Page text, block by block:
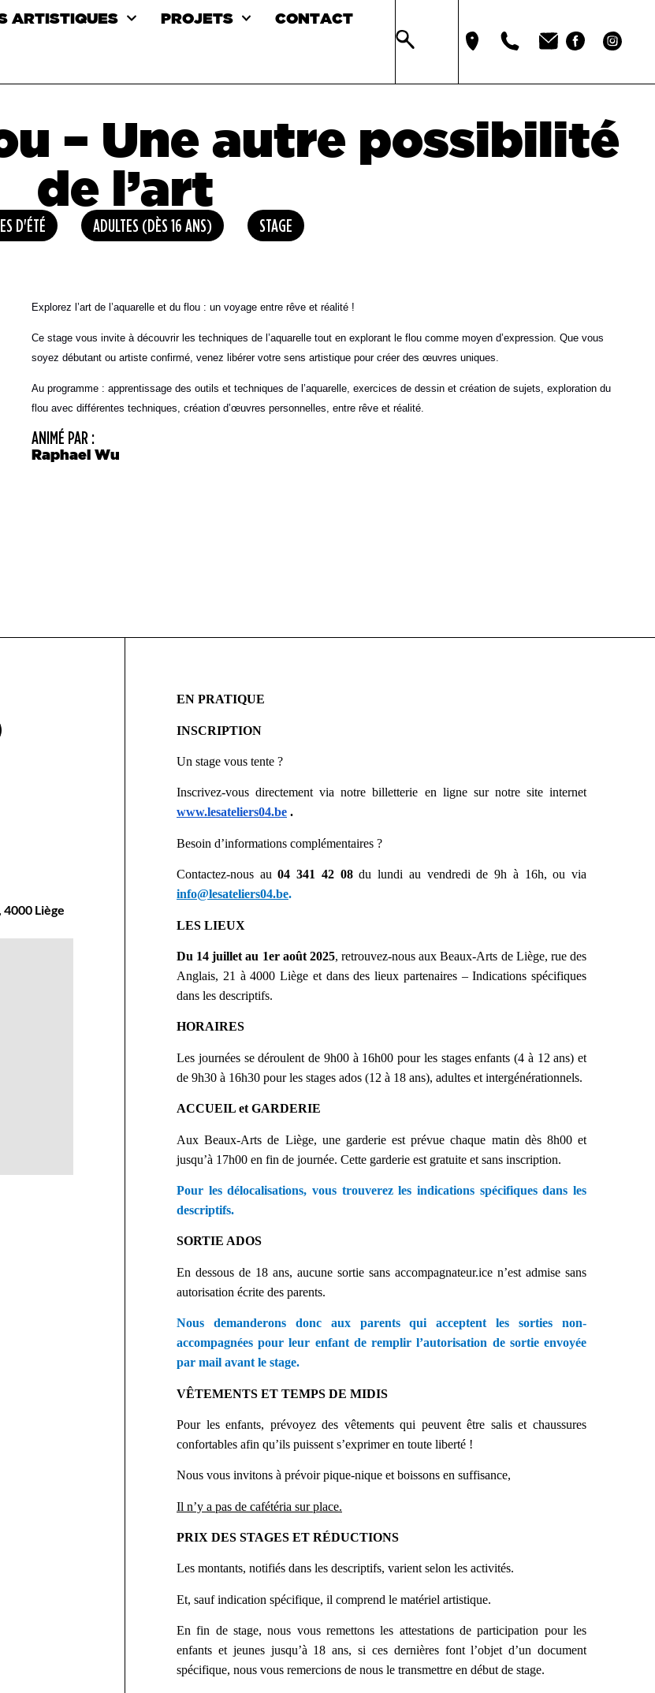
ARTISTIQUES PROJETS CONTACT
– Une autre possibilité
de l’art
D'ÉTÉ ADULTES (DÈS 16 ANS) STAGE
Explorez l’art de l’aquarelle et du flou : un voyage entre rêve et réalité !
Ce stage vous invite à découvrir les techniques de l’aquarelle tout en explorant le flou comme moyen d’expression. Que vous
soyez débutant ou artiste confirmé, venez libérer votre sens artistique pour créer des œuvres uniques.
Au programme : apprentissage des outils et techniques de l’aquarelle, exercices de dessin et création de sujets, exploration du
flou avec différentes techniques, création d’œuvres personnelles, entre rêve et réalité.
ANIMÉ PAR :
Raphael Wu
4000 Liège
EN PRATIQUE
INSCRIPTION
Un stage vous tente ?
Inscrivez-vous directement via notre billetterie en ligne sur notre site internet
www.lesateliers04.be .
Besoin d’informations complémentaires ?
Contactez-nous au04 341 42 08du lundi au vendredi de 9h à 16h, ou via
info@lesateliers04.be.
LES LIEUX
Du 14 juillet au 1er août 2025, retrouvez-nous aux Beaux-Arts de Liège, rue des
Anglais, 21 à 4000 Liège et dans des lieux partenaires – Indications spécifiques
dans les descriptifs.
HORAIRES
Les journées se déroulent de 9h00 à 16h00 pour les stages enfants (4 à 12 ans) et
de 9h30 à 16h30 pour les stages ados (12 à 18 ans), adultes et intergénérationnels.
ACCUEIL et GARDERIE
Aux Beaux-Arts de Liège, une garderie est prévue chaque matin dès 8h00 et
jusqu’à 17h00 en fin de journée. Cette garderie est gratuite et sans inscription.
Pour les délocalisations, vous trouverez les indications spécifiques dans les
descriptifs.
SORTIE ADOS
En dessous de 18 ans, aucune sortie sans accompagnateur.ice n’est admise sans
autorisation écrite des parents.
Nous demanderons donc aux parents qui acceptent les sorties non-
accompagnées pour leur enfant de remplir l’autorisation de sortie envoyée
par mail avant le stage.
VÊTEMENTS ET TEMPS DE MIDIS
Pour les enfants, prévoyez des vêtements qui peuvent être salis et chaussures
confortables afin qu’ils puissent s’exprimer en toute liberté !
Nous vous invitons à prévoir pique-nique et boissons en suffisance,
Il n’y a pas de cafétéria sur place.
PRIX DES STAGES ET RÉDUCTIONS
Les montants, notifiés dans les descriptifs, varient selon les activités.
Et, sauf indication spécifique, il comprend le matériel artistique.
En fin de stage, nous vous remettons les attestations de participation pour les
enfants et jeunes jusqu’à 18 ans, si ces dernières font l’objet d’un document
spécifique, nous vous remercions de nous le transmettre en début de stage.